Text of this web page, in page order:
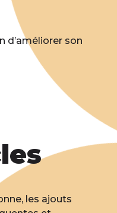
d’améliorer son
les ajouts